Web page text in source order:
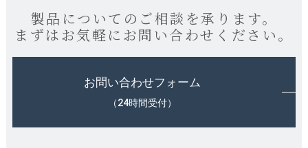
製品についてのご相談を承ります。
まずはお気軽にお問い合わせください。
お問い合わせフォーム
（24時間受付）